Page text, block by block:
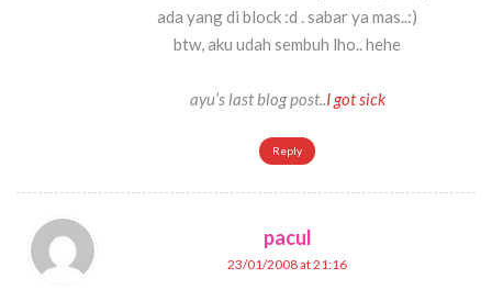
ada yang di block :d . sabar ya mas..:)
btw, aku udah sembuh lho.. hehe
ayu’s last blog post..I got sick
Reply
pacul
23/01/2008 at 21:16